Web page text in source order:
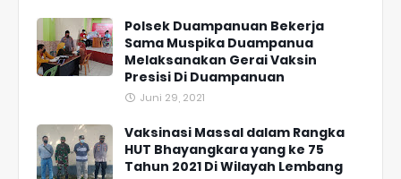
Polsek Duampanuan Bekerja
Sama Muspika Duampanua
Melaksanakan Gerai Vaksin
Presisi Di Duampanuan
Juni 29, 2021
Vaksinasi Massal dalam Rangka
HUT Bhayangkara yang ke 75
Tahun 2021 Di Wilayah Lembang